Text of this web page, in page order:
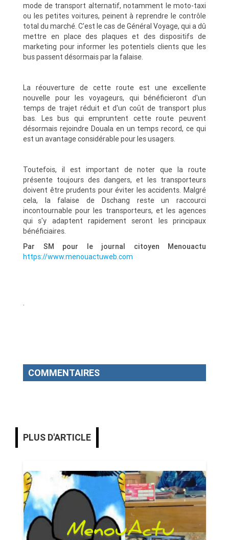
mode de transport alternatif, notamment le moto-taxi
ou les petites voitures, peinent à reprendre le contrôle
total du marché. C'est le cas de Général Voyage, qui a dû
mettre en place des plaques et des dispositifs de
marketing pour informer les potentiels clients que les
bus passent désormais par la falaise.
La réouverture de cette route est une excellente
nouvelle pour les voyageurs, qui bénéficieront d'un
temps de trajet réduit et d'un coût de transport plus
bas. Les bus qui empruntent cette route peuvent
désormais rejoindre Douala en un temps record, ce qui
est un avantage considérable pour les usagers.
Toutefois, il est important de noter que la route
présente toujours des dangers, et les transporteurs
doivent être prudents pour éviter les accidents. Malgré
cela, la falaise de Dschang reste un raccourci
incontournable pour les transporteurs, et les agences
qui s'y adaptent rapidement seront les principaux
bénéficiaires.
Par SM pour le journal citoyen Menouactu
https://www.menouactuweb.com
.
COMMENTAIRES
PLUS D'ARTICLE